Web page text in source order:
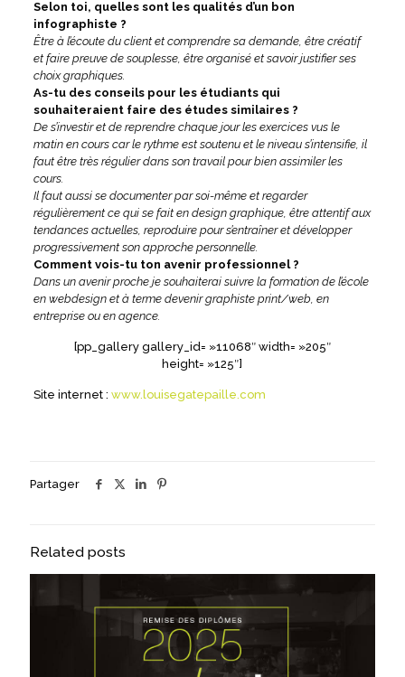
Selon toi, quelles sont les qualités d’un bon
infographiste ?
Être à l’écoute du client et comprendre sa demande, être créatif
et faire preuve de souplesse, être organisé et savoir justifier ses
choix graphiques.
As-tu des conseils pour les étudiants qui
souhaiteraient faire des études similaires ?
De s’investir et de reprendre chaque jour les exercices vus le
matin en cours car le rythme est soutenu et le niveau s’intensifie, il
faut être très régulier dans son travail pour bien assimiler les
cours.
Il faut aussi se documenter par soi-même et regarder
régulièrement ce qui se fait en design graphique, être attentif aux
tendances actuelles, reproduire pour s’entraîner et développer
progressivement son approche personnelle.
Comment vois-tu ton avenir professionnel ?
Dans un avenir proche je souhaiterai suivre la formation de l’école
en webdesign et à terme devenir graphiste print/web, en
entreprise ou en agence.
[pp_gallery gallery_id= »11068″ width= »205″
height= »125″]
Site internet : www.louisegatepaille.com
Partager
Related posts